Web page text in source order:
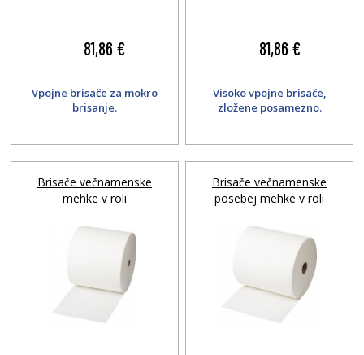
81,86 €
Vpojne brisače za mokro
brisanje.
81,86 €
Visoko vpojne brisače,
zložene posamezno.
Brisače večnamenske
mehke v roli
Brisače večnamenske
posebej mehke v roli